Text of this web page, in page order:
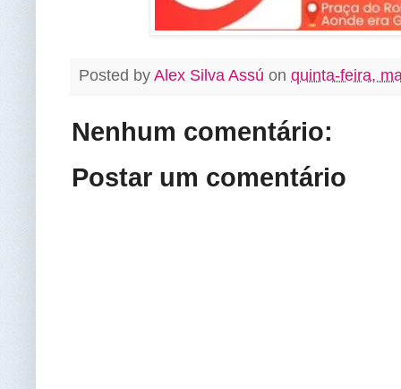
Posted by Alex Silva Assú on quinta-feira,
Nenhum comentário:
Postar um comentário